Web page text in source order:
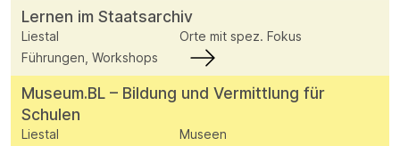
Lernen im Staatsarchiv
Liestal
Orte mit spez. Fokus
Führungen, Workshops
Museum.BL – Bildung und Vermittlung für
Schulen
Liestal
Museen